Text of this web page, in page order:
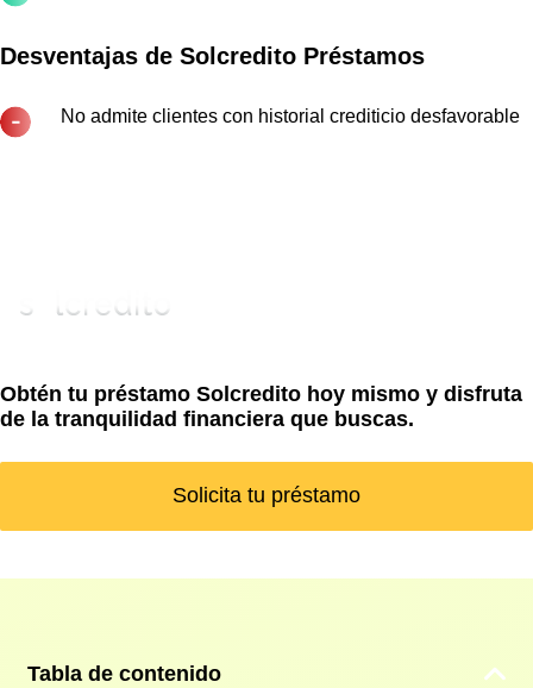
Desventajas de Solcredito Préstamos
No admite clientes con historial crediticio desfavorable
Obtén tu préstamo Solcredito hoy mismo y disfruta
de la tranquilidad financiera que buscas.
Solicita tu préstamo
Tabla de contenido